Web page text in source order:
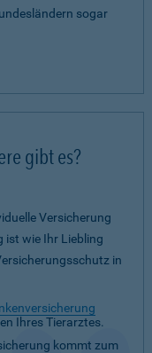
sogar
gibt es?
Versicherung
ist wie Ihr Liebling
in
Ihres Tierarztes.
kommt zum